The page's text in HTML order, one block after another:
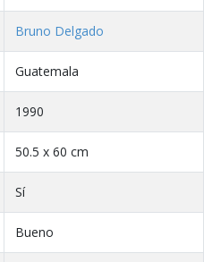
Bruno Delgado
Guatemala
1990
50.5 x 60 cm
Sí
Bueno